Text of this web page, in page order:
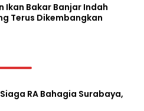
Ikan Bakar Banjar Indah
Terus Dikembangkan
RA Bahagia Surabaya,